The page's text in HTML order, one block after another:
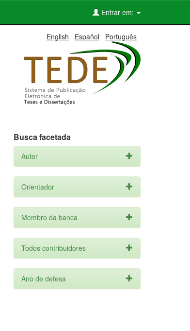
Entrar em:
English Español Português
Busca facetada
Autor
Orientador
Membro da banca
Todos contribuidores
Ano de defesa